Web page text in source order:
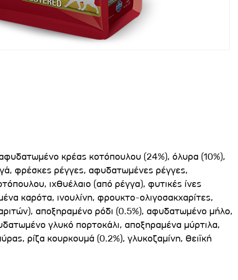
κρέας κοτόπουλου (24%), όλυρα (10%),
φρέσκες ρέγγες, αφυδατωμένες ρέγγες,
ιχθυέλαιο (από ρέγγα), φυτικές ίνες
καρότα, ινουλίνη, φρουκτο-ολιγοσακχαρίτες,
αποξηραμένο ρόδι (0.5%), αφυδατωμένο μήλο,
γλυκό πορτοκάλι, αποξηραμένα μύρτιλα,
ρίζα κουρκουμά (0.2%), γλυκοζαμίνη, θειϊκή